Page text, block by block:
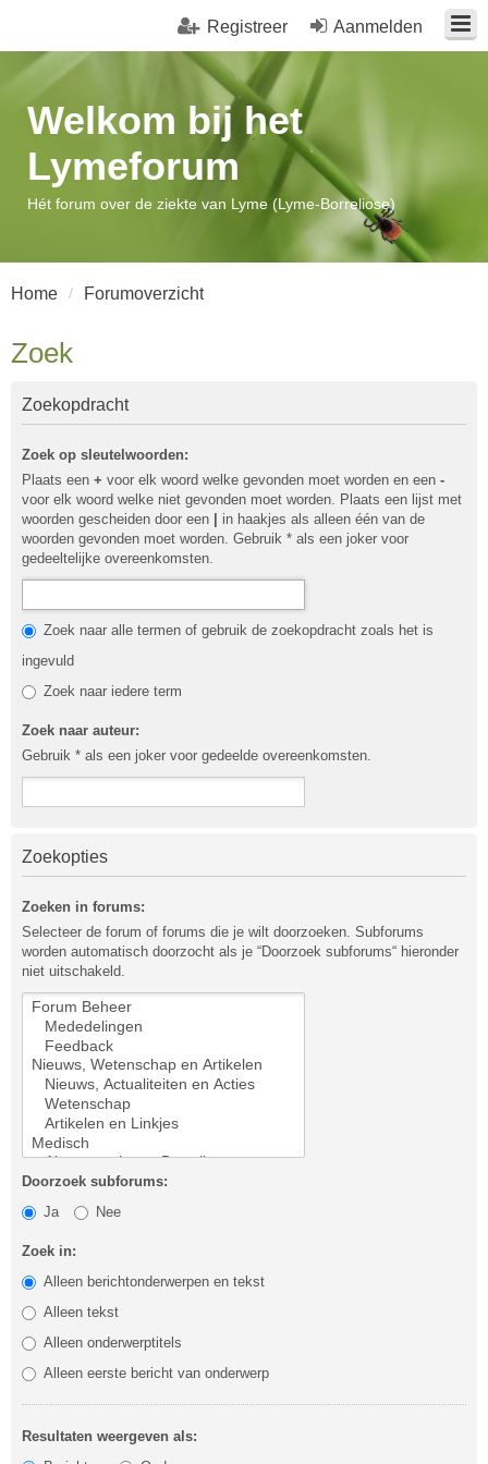
Aanmelden
Registreer
Welkom bij het
Lymeforum
Hét forum over de ziekte van Lyme (Lyme-Borreliose)
Home Forumoverzicht
Zoek
Zoekopdracht
Zoek op sleutelwoorden:
Plaats een + voor elk woord welke gevonden moet worden en een -
voor elk woord welke niet gevonden moet worden. Plaats een lijst met
woorden gescheiden door een
in haakjes als alleen één van de
woorden gevonden moet worden. Gebruik * als een joker voor
gedeeltelijke overeenkomsten.
Zoek naar alle termen of gebruik de zoekopdracht zoals het is
ingevuld
Zoek naar iedere term
Zoek naar auteur:
Gebruik * als een joker voor gedeelde overeenkomsten.
Zoekopties
Zoeken in forums:
Selecteer de forum of forums die je wilt doorzoeken. Subforums
worden automatisch doorzocht als je “Doorzoek subforums“ hieronder
niet uitschakeld.
Doorzoek subforums:
Ja
Nee
Zoek in:
Alleen berichtonderwerpen en tekst
Alleen tekst
Alleen onderwerptitels
Alleen eerste bericht van onderwerp
Resultaten weergeven als: